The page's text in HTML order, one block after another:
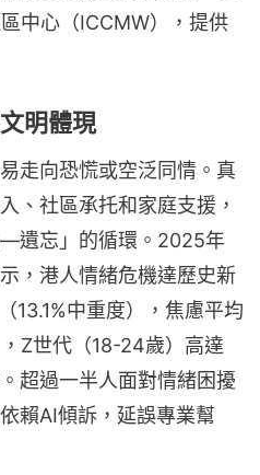
中心（ICCMW），提供
明體現
走向恐慌或空泛同情。真
、社區承托和家庭支援，
遺忘」的循環。2025年
，港人情緒危機達歷史新
13.1%中重度），焦慮平均
Z世代（18-24歲）高達
超過一半人面對情緒困擾
賴AI傾訴，延誤專業幫